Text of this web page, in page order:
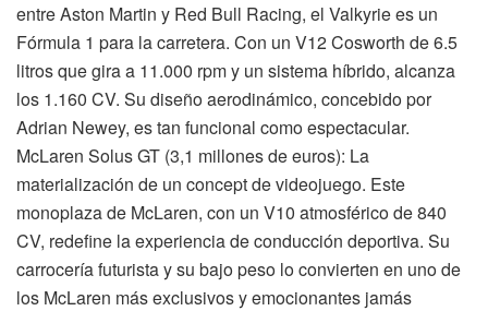
entre Aston Martin y Red Bull Racing, el Valkyrie es un
Fórmula 1 para la carretera. Con un V12 Cosworth de 6.5
litros que gira a 11.000 rpm y un sistema híbrido, alcanza
los 1.160 CV. Su diseño aerodinámico, concebido por
Adrian Newey, es tan funcional como espectacular.
McLaren Solus GT (3,1 millones de euros): La
materialización de un concept de videojuego. Este
monoplaza de McLaren, con un V10 atmosférico de 840
CV, redefine la experiencia de conducción deportiva. Su
carrocería futurista y su bajo peso lo convierten en uno de
los McLaren más exclusivos y emocionantes jamás